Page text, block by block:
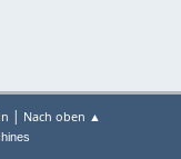
| Nach oben ▲